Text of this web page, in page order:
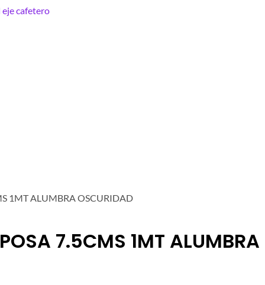
1MT ALUMBRA OSCURIDAD
7.5CMS 1MT